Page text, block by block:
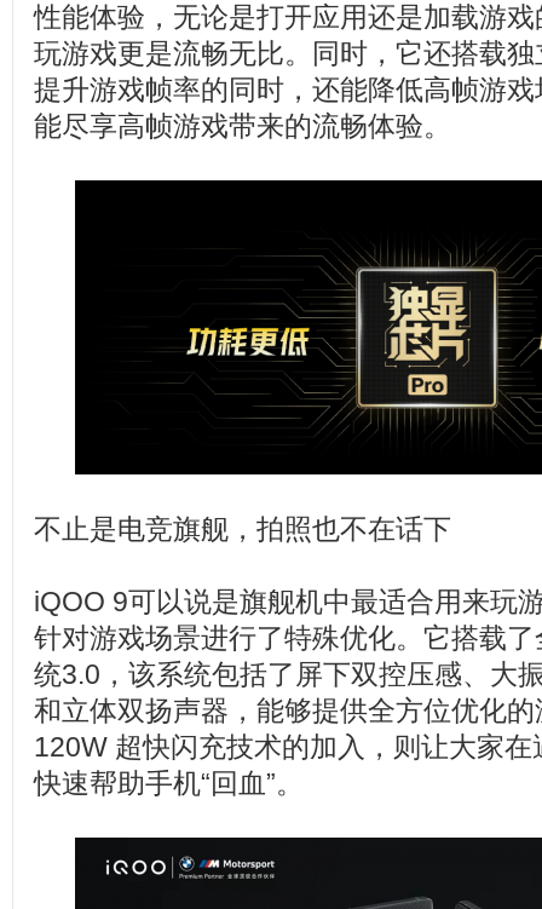
性能体验，无论是打开应用还是加载游
玩游戏更是流畅无比。同时，它还搭载
提升游戏帧率的同时，还能降低高帧游
能尽享高帧游戏带来的流畅体验。
不止是电竞旗舰，拍照也不在话下
iQOO 9可以说是旗舰机中最适合用来玩
针对游戏场景进行了特殊优化。它搭载
统3.0，该系统包括了屏下双控压感、大
和立体双扬声器，能够提供全方位优化
120W 超快闪充技术的加入，则让大家
快速帮助手机“回血”。